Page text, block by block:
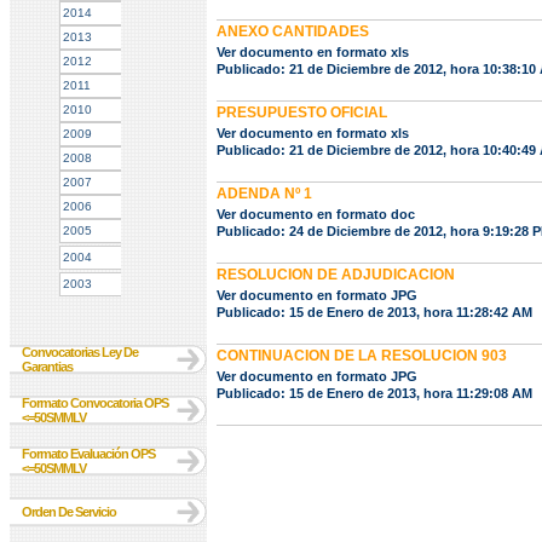
2014
2013
2012
2011
2010
2009
2008
2007
2006
2005
2004
2003
Convocatorias Ley De
Garantias
Formato Convocatoria OPS
<=50SMMLV
Formato Evaluación OPS
<=50SMMLV
Orden De Servicio
ANEXO CANTIDADES
Ver documento en formato xls
Publicado: 21 de Diciembre de 2012, hora 10:38:10
PRESUPUESTO OFICIAL
Ver documento en formato xls
Publicado: 21 de Diciembre de 2012, hora 10:40:49
ADENDA Nº 1
Ver documento en formato doc
Publicado: 24 de Diciembre de 2012, hora 9:19:28
RESOLUCION DE ADJUDICACION
Ver documento en formato JPG
Publicado: 15 de Enero de 2013, hora 11:28:42 AM
CONTINUACION DE LA RESOLUCION 903
Ver documento en formato JPG
Publicado: 15 de Enero de 2013, hora 11:29:08 AM